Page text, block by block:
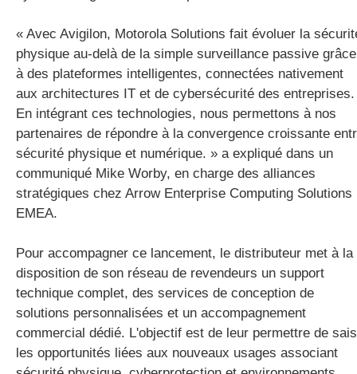
« Avec Avigilon, Motorola Solutions fait évoluer la
physique au-delà de la simple surveillance passive grâce
à des plateformes intelligentes, connectées nativement
aux architectures IT et de cybersécurité des entreprises.
En intégrant ces technologies, nous permettons à nos
partenaires de répondre à la convergence croissante
sécurité physique et numérique. » a expliqué dans un
communiqué Mike Worby, en charge des alliances
stratégiques chez Arrow Enterprise Computing Solutions
EMEA.
Pour accompagner ce lancement, le distributeur met à la
disposition de son réseau de revendeurs un support
technique complet, des services de conception de
solutions personnalisées et un accompagnement
commercial dédié. L'objectif est de leur permettre de
les opportunités liées aux nouveaux usages associant